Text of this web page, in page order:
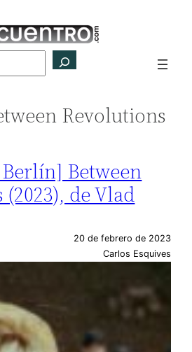
Revolutions
Between
de Vlad
20 de febrero de 2023
Carlos Esquives